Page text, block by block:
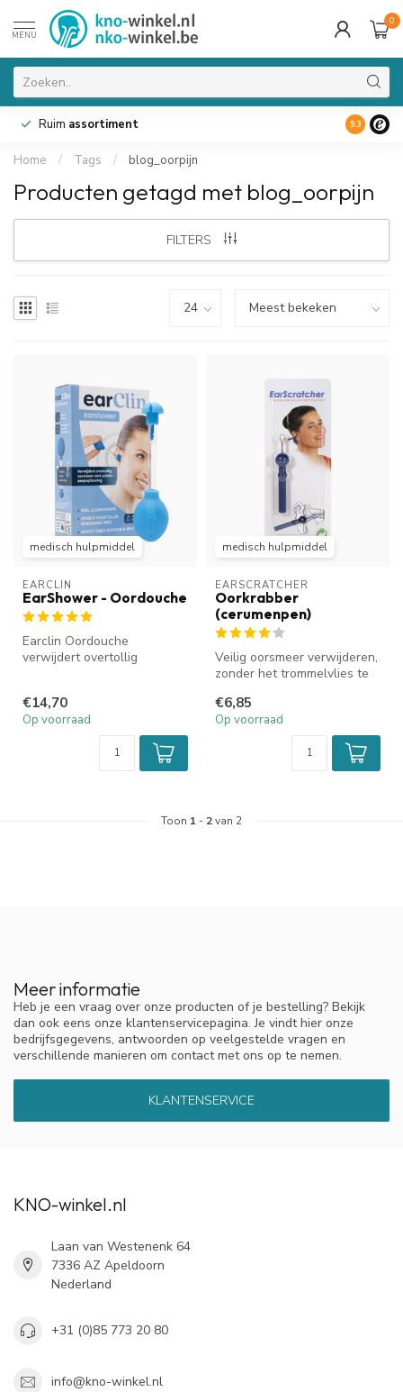
MENU
0
Ruim assortiment 9.3
Home / Tags / blog_oorpijn
Producten getagd met blog_oorpijn
FILTERS
medisch hulpmiddel
EARCLIN
EarShower - Oordouche
Earclin Oordouche
verwijdert overtollig
€14,70
Op voorraad
medisch hulpmiddel
EARSCRATCHER
Oorkrabber
(cerumenpen)
Veilig oorsmeer verwijderen,
zonder het trommelvlies te
€6,85
Op voorraad
Toon 1 - 2van 2
Meer informatie
Heb je een vraag over onze producten of je bestelling? Bekijk
dan ook eens onze klantenservicepagina. Je vindt hier onze
bedrijfsgegevens, antwoorden op veelgestelde vragen en
verschillende manieren om contact met ons op te nemen.
KLANTENSERVICE
KNO-winkel.nl
Laan van Westenenk 64
7336 AZ Apeldoorn
Nederland
+31 (0)85 773 20 80
info@kno-winkel.nl